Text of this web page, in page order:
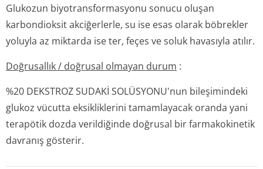
Glukozun biyotransformasyonu sonucu oluşan
karbondioksit akciğerlerle, su ise esas olarak böbrekler
yoluyla az miktarda ise ter, feçes ve soluk havasıyla atılır.
Doğrusallık / doğrusal olmayan durum :
%20 DEKSTROZ SUDAKİ SOLÜSYONU'nun bileşimindeki
glukoz vücutta eksikliklerini tamamlayacak oranda yani
terapötik dozda verildiğinde doğrusal bir farmakokinetik
davranış gösterir.